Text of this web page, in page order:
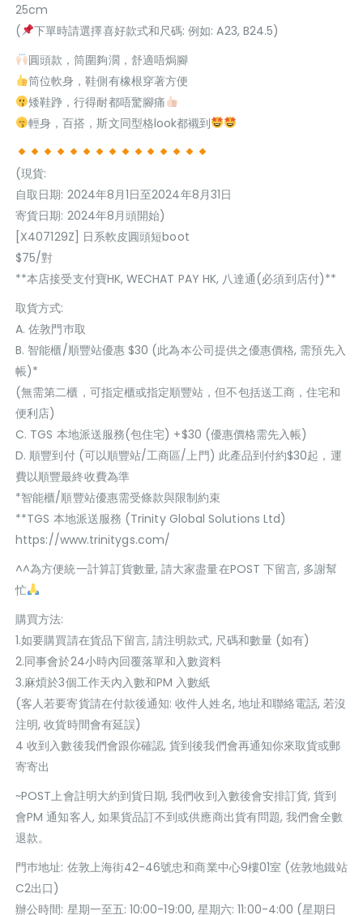
25cm
(
下單時請選擇喜好款式和尺碼: 例如: A23, B24.5)
圓頭款，筒圍夠濶，舒適唔焗腳
筒位軟身，鞋側有橡根穿著方便
矮鞋踭，行得耐都唔驚腳痛
輕身，百搭，斯文同型格look都襯到
(現貨:
自取日期: 2024年8月1日至2024年8月31日
寄貨日期: 2024年8月頭開始)
[X407129Z] 日系軟皮圓頭短boot
$75/對
**本店接受支付寶HK, WECHAT PAY HK, 八達通(必須到店付)**
取貨方式:
A. 佐敦門巿取
B. 智能櫃/順豐站優惠 $30 (此為本公司提供之優惠價格, 需預先入
帳)*
(無需第二櫃，可指定櫃或指定順豐站，但不包括送工商，住宅和
便利店)
C. TGS 本地派送服務(包住宅) +$30 (優惠價格需先入帳)
D. 順豐到付 (可以順豐站/工商區/上門) 此產品到付約$30起，運
費以順豐最終收費為準
*智能櫃/順豐站優惠需受條款與限制約束
**TGS 本地派送服務 (Trinity Global Solutions Ltd)
https://www.trinitygs.com/
^^為方便統一計算訂貨數量, 請大家盡量在POST 下留言, 多謝幫
忙
購買方法:
1.如要購買請在貨品下留言, 請注明款式, 尺碼和數量 (如有)
2.同事會於24小時內回覆落單和入數資料
3.麻煩於3個工作天內入數和PM 入數紙
(客人若要寄貨請在付款後通知: 收件人姓名, 地址和聯絡電話, 若沒
注明, 收貨時間會有延誤)
4 收到入數後我們會跟你確認, 貨到後我們會再通知你來取貨或郵
寄寄出
~POST上會註明大約到貨日期, 我們收到入數後會安排訂貨, 貨到
會PM 通知客人, 如果貨品訂不到或供應商出貨有問題, 我們會全數
退款。
門巿地址: 佐敦上海街42-46號忠和商業中心9樓01室 (佐敦地鐵站
C2出口)
辦公時間: 星期一至五: 10:00-19:00, 星期六: 11:00-4:00 (星期日